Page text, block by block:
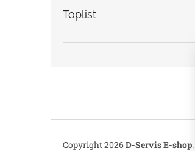
Toplist
Copyright 2026D-Servis E-shop